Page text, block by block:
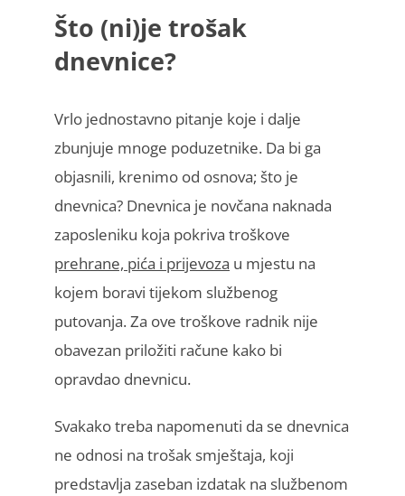
Što (ni)je trošak
dnevnice?
Vrlo jednostavno pitanje koje i dalje
zbunjuje mnoge poduzetnike. Da bi ga
objasnili, krenimo od osnova; što je
dnevnica? Dnevnica je novčana naknada
zaposleniku koja pokriva troškove
prehrane, pića i prijevoza u mjestu na
kojem boravi tijekom službenog
putovanja. Za ove troškove radnik nije
obavezan priložiti račune kako bi
opravdao dnevnicu.
Svakako treba napomenuti da se dnevnica
ne odnosi na trošak smještaja, koji
predstavlja zaseban izdatak na službenom